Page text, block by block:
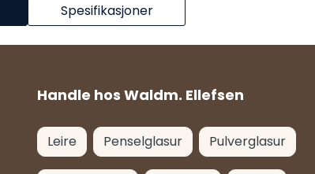
Spesifikasjoner
Handle hos Waldm. Ellefsen
Leire Penselglasur Pulverglasur